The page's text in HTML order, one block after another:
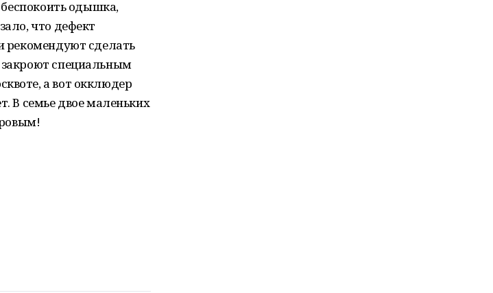
беспокоить одышка,
что дефект
рекомендуют сделать
специальным
а вот окклюдер
В семье двое маленьких